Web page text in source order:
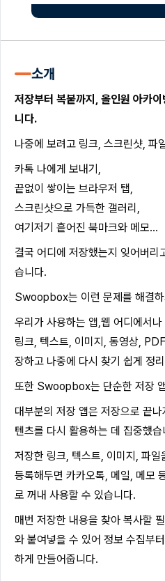
소개
저장부터 복붙까지, 올인원 아카
니다.
나중에 보려고 링크, 스크린샷, 파
카톡 나에게 보내기,
끝없이 쌓이는 브라우저 탭,
스크린샷으로 가득한 갤러리,
여기저기 흩어진 북마크와 메모...
결국 어디에 저장했는지 잊어버
습니다.
Swoopbox는 이런 문제를 해결
우리가 사용하는 앱,웹 어디에서
링크, 텍스트, 이미지, 동영상,
장하고 나중에 다시 찾기 쉽게 정
또한 Swoopbox는 단순한 저장
대부분의 저장 앱은 저장으로 끝
텐츠를 다시 활용하는 데 집중했습
저장한 링크, 텍스트, 이미지, 파
등록해두면 카카오톡, 메일, 메모
로 꺼내 사용할 수 있습니다.
매번 저장한 내용을 찾아 복사할
와 붙여넣을 수 있어 정보 수집부
하게 만들어줍니다.